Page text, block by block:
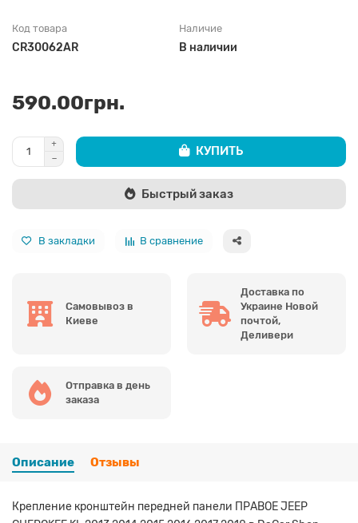
Код товара
CR30062AR
Наличие
В наличии
590.00грн.
КУПИТЬ
Быстрый заказ
В закладки В сравнение
Самовывоз в
Киеве
Доставка по
Украине Новой
почтой,
Деливери
Отправка в день
заказа
Описание Отзывы
Крепление кронштейн передней панели ПРАВОЕ JEEP